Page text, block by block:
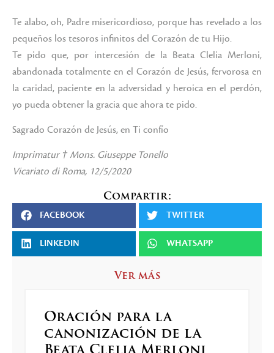
Te alabo, oh, Padre misericordioso, porque has revelado a los
pequeños los tesoros infinitos del Corazón de tu Hijo.
Te pido que, por intercesión de la Beata Clelia Merloni,
abandonada totalmente en el Corazón de Jesús, fervorosa en
la caridad, paciente en la adversidad y heroica en el perdón,
yo pueda obtener la gracia que ahora te pido.
Sagrado Corazón de Jesús, en Ti confío
Imprimatur † Mons. Giuseppe Tonello
Vicariato di Roma, 12/5/2020
Compartir:
FACEBOOK TWITTER
LINKEDIN WHATSAPP
Ver más
Oración para la
canonización de la